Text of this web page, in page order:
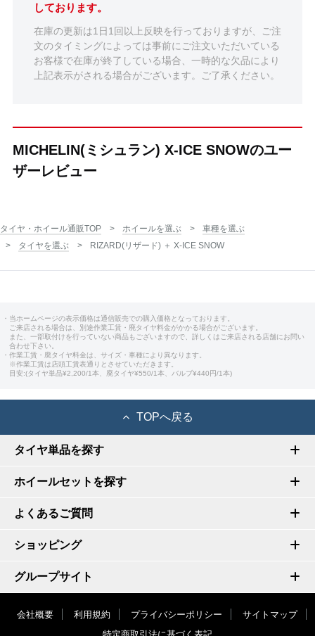
しております。
在庫の更新は1日1回以上反映を行っておりますが、ご注
文のタイミングによっては事前にご注文いただいている
お客様で在庫が終了している場合、一時的な欠品により
上記表示がされる場合がございます。ご了承ください。
MICHELIN(ミシュラン) X-ICE SNOWのユー
ザーレビュー
タイヤ・ホイール通販TOP ホイールを選ぶ
車種を選ぶ
タイヤを選ぶ
RIZARD(リザード) ＋ X-ICE SNOW
・当ホームページの表示価格は通信販売での購入価格となっております。
ご来店される場合は、別途作業工賃・廃タイヤ料金がかかる場合がございます。
また、一部取付けを行っていない商品もございますので、詳しくはご来店される店舗にお問い
合わせ下さい。
・作業工賃・廃タイヤ料金は、サイズ・車種により異なります。
※作業工賃は店頭工賃表通りとさせていただきます。
目安:(タイヤ単品¥2,200/1本、廃タイヤ¥550/1本、バルブ¥440円/1本)
TOPへ戻る
タイヤ単品を探す
ホイールセットを探す
よくあるご質問
ショッピング
グループサイト
会社概要 利用規約 プライバシーポリシー
サイトマップ